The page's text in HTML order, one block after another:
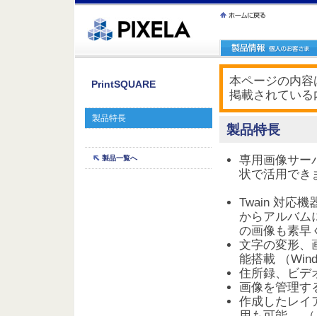
繝ｳ繧ｯ縺ｧ縺吶�
PrintSQUARE
製品特長
製品一覧へ
本ページの内容
掲載されてい
製品特長
専用画像サー
状で活用でき
Twain 対応機
からアルバム
の画像も素早
文字の変形、
能搭載 （
住所録、ビデ
画像を管理す
作成したレイ